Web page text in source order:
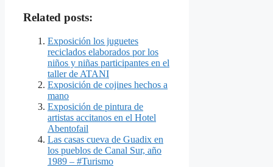
Related posts:
Exposición los juguetes
reciclados elaborados por los
niños y niñas participantes en el
taller de ATANI
Exposición de cojines hechos a
mano
Exposición de pintura de
artistas accitanos en el Hotel
Abentofail
Las casas cueva de Guadix en
los pueblos de Canal Sur, año
1989 – #Turismo